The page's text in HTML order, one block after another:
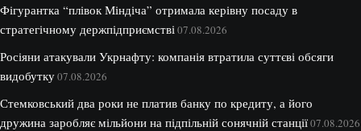
Фігурантка “плівок Міндіча” отримала керівну посаду в
стратегічному держпідприємстві 07.08.2026
Росіяни атакували Укрнафту: компанія втратила суттєві обсяги
видобутку07.08.2026
Стемковський два роки не платив банку по кредиту, а його
дружина заробляє мільйони на підпільній сонячній станції07.08.2026